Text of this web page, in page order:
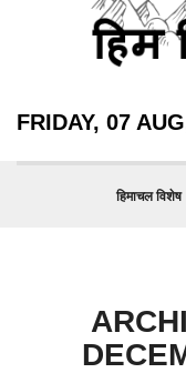
FRIDAY, 07
हिमाचल विशेष